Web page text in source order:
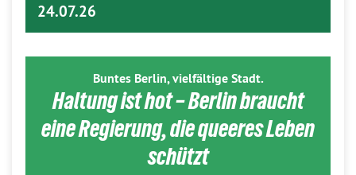
24.07.26
Buntes Berlin, vielfältige Stadt.
Haltung ist hot – Berlin braucht
eine Regierung, die queeres Leben
schützt